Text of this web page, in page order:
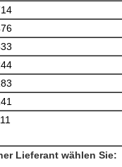
Lieferant wählen Sie: